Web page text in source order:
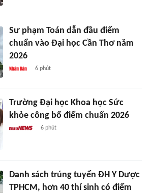
Sư phạm Toán dẫn đầu điểm
chuẩn vào Đại học Cần Thơ năm
2026
6 phút
Trường Đại học Khoa học Sức
khỏe công bố điểm chuẩn 2026
6 phút
Danh sách trúng tuyển ĐH Y Dược
TPHCM, hơn 40 thí sinh có điểm